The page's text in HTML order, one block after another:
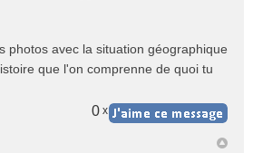
photos avec la situation géographique
que l'on comprenne de quoi tu
0 x